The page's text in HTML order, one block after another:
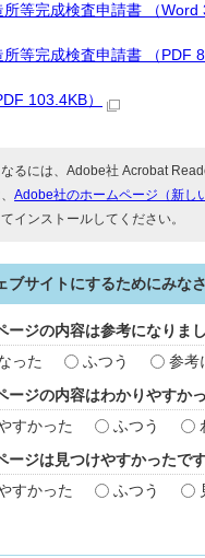
等完成検査申請書 （Word
等完成検査申請書 （PDF
103.4KB）
るには、Adobe社 Acrobat
Adobe社のホームページ（新し
インストールしてください。
ブサイトにするためにみな
ージの内容は参考になりま
った
ふつう 参考
ージの内容はわかりやすか
すかった
ふつう
ージは見つけやすかったで
すかった
ふつう